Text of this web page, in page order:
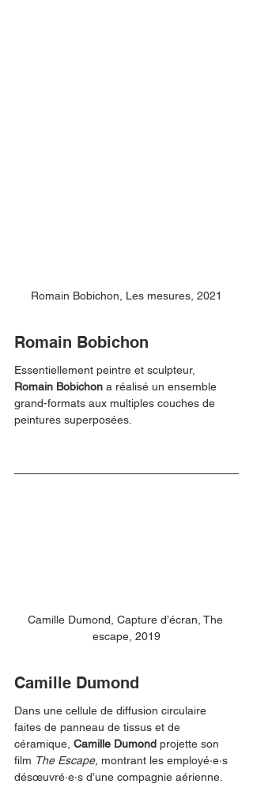
Romain Bobichon, Les mesures, 2021
Romain Bobichon
Essentiellement peintre et sculpteur,
Romain Bobichon a réalisé un ensemble
grand-formats aux multiples couches de
peintures superposées.
Camille Dumond, Capture d’écran, The
escape, 2019
Camille Dumond
Dans une cellule de diffusion circulaire
faites de panneau de tissus et de
céramique, Camille Dumond projette son
film The Escape, montrant les employé·e·s
désœuvré·e·s d’une compagnie aérienne.